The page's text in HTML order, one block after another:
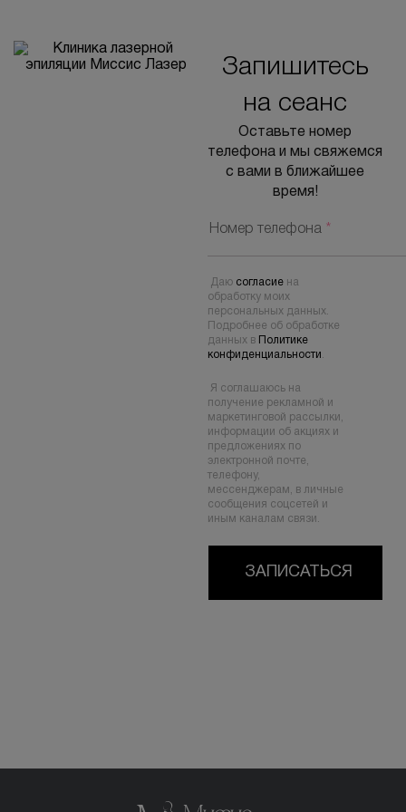
Запишитесь
на сеанс
Оставьте номер
телефона и мы свяжемся
с вами в ближайшее
время!
Номер телефона *
Даю согласиена
обработку моих
персональных данных.
Подробнее об обработке
данных в
Политике
конфиденциальности
Я соглашаюсь на
получение рекламной и
маркетинговой рассылки,
информации об акциях и
предложениях по
электронной почте,
телефону,
мессенджерам, в личные
сообщения соцсетей и
иным каналам связи.
ЗАПИСАТЬСЯ